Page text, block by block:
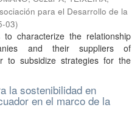
para el Desarrollo de la
03)
characterize the relationship
and their suppliers of
to subsidize strategies for the
la sostenibilidad en
en el marco de la